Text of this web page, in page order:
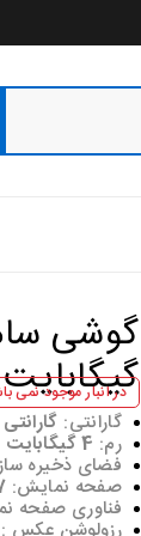
گیگابایت و رم 4
در انبار موجود نمی
گارانتی: گارانتی اصلی
رم: 4 گیگابایت
فضای ذخیره
صفحه نمایش:
فناوری صفحه‌